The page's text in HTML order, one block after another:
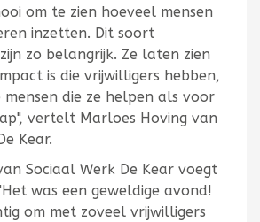
om te zien hoeveel mensen
inzetten. Dit soort
zo belangrijk. Ze laten zien
is die vrijwilligers hebben,
die ze helpen als voor
vertelt Marloes Hoving van
Kear.
Sociaal Werk De Kear voegt
was een geweldige avond!
om met zoveel vrijwilligers